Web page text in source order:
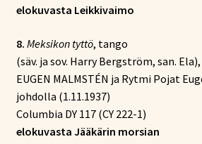
elokuvasta Leikkivaimo
8. Meksikon tyttö, tango
(säv. ja sov. Harry Bergström, san. Ela),
EUGEN MALMSTÉN ja Rytmi Pojat
johdolla (1.11.1937)
Columbia DY 117 (CY 222-1)
elokuvasta Jääkärin morsian